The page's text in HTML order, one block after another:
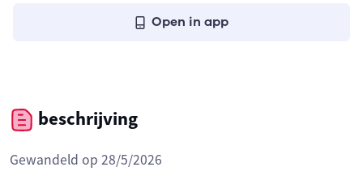
Open in app
beschrijving
Gewandeld op 28/5/2026